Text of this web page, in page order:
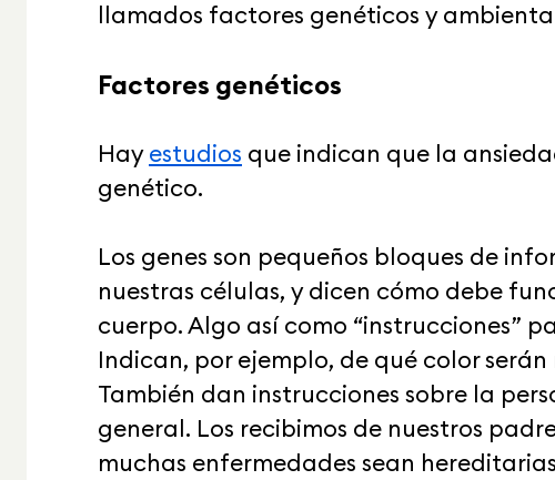
llamados factores genéticos y
Factores genéticos
Hayestudios que indican que la
genético.
Los genes son pequeños bloques de
nuestras células, y dicen cómo debe
cuerpo. Algo así como “instrucciones”
Indican, por ejemplo, de qué color
También dan instrucciones sobre la
general. Los recibimos de nuestros
muchas enfermedades sean